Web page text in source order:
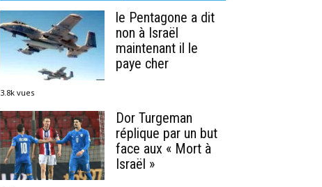
le Pentagone a dit
non à Israël
maintenant il le
paye cher
3.8k vues
Dor Turgeman
réplique par un but
face aux « Mort à
Israël »